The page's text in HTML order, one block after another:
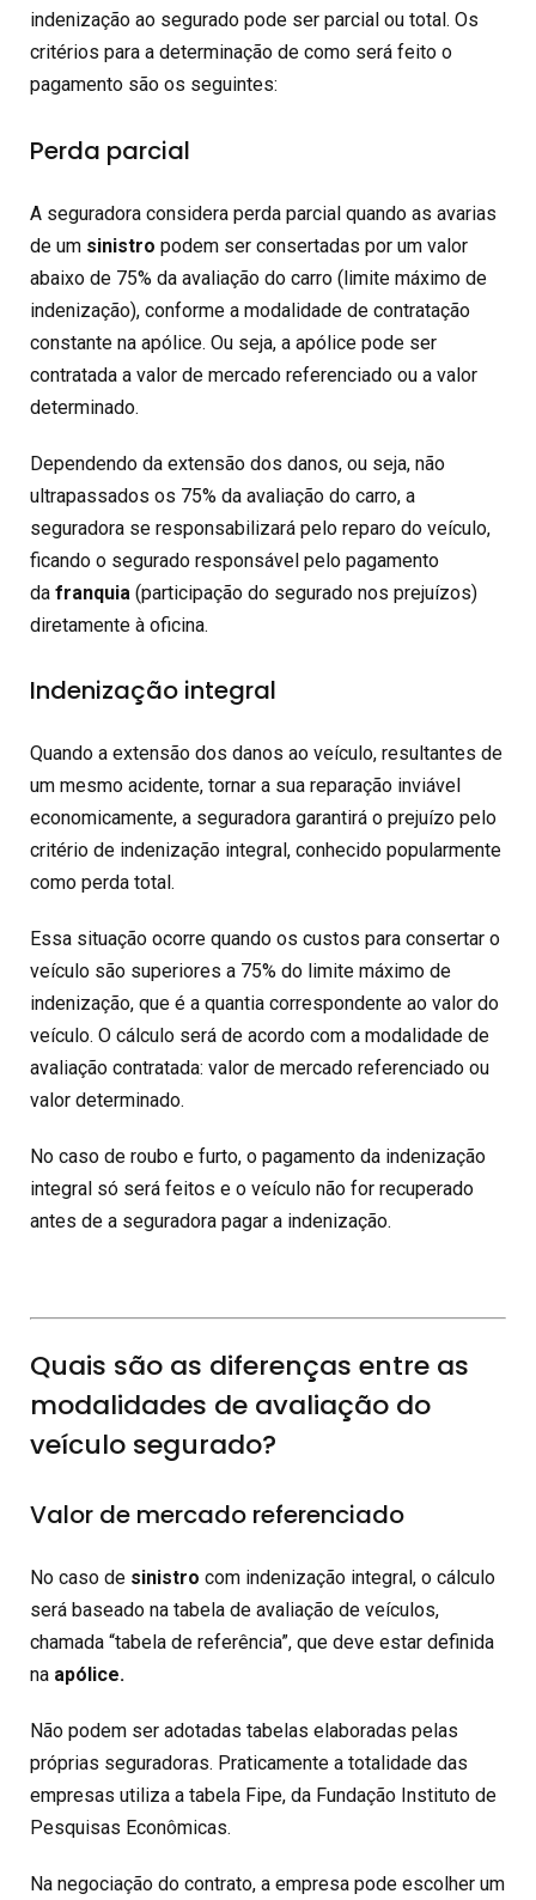
indenização ao segurado pode ser parcial ou total. Os
critérios para a determinação de como será feito o
pagamento são os seguintes:
Perda parcial
A seguradora considera perda parcial quando as avarias
de um sinistro podem ser consertadas por um valor
abaixo de 75% da avaliação do carro (limite máximo de
indenização), conforme a modalidade de contratação
constante na apólice. Ou seja, a apólice pode ser
contratada a valor de mercado referenciado ou a valor
determinado.
Dependendo da extensão dos danos, ou seja, não
ultrapassados os 75% da avaliação do carro, a
seguradora se responsabilizará pelo reparo do veículo,
ficando o segurado responsável pelo pagamento
da franquia (participação do segurado nos prejuízos)
diretamente à oficina.
Indenização integral
Quando a extensão dos danos ao veículo, resultantes de
um mesmo acidente, tornar a sua reparação inviável
economicamente, a seguradora garantirá o prejuízo pelo
critério de indenização integral, conhecido popularmente
como perda total.
Essa situação ocorre quando os custos para consertar o
veículo são superiores a 75% do limite máximo de
indenização, que é a quantia correspondente ao valor do
veículo. O cálculo será de acordo com a modalidade de
avaliação contratada: valor de mercado referenciado ou
valor determinado.
No caso de roubo e furto, o pagamento da indenização
integral só será feitos e o veículo não for recuperado
antes de a seguradora pagar a indenização.
Quais são as diferenças entre as
modalidades de avaliação do
veículo segurado?
Valor de mercado referenciado
No caso de sinistro com indenização integral, o cálculo
será baseado na tabela de avaliação de veículos,
chamada “tabela de referência”, que deve estar definida
na apólice.
Não podem ser adotadas tabelas elaboradas pelas
próprias seguradoras. Praticamente a totalidade das
empresas utiliza a tabela Fipe, da Fundação Instituto de
Pesquisas Econômicas.
Na negociação do contrato, a empresa pode escolher um